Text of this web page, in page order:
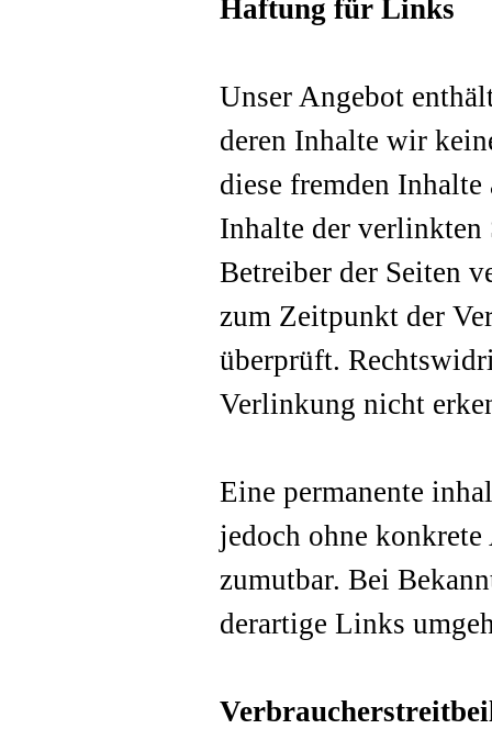
Haftung für Links
Unser Angebot
deren Inhalte wir
diese fremden
Inhalte der verlinkten
Betreiber der Seiten
zum Zeitpunkt der
überprüft.
Verlinkung nicht
Eine permanente
jedoch ohne
zumutbar. Bei
derartige Links